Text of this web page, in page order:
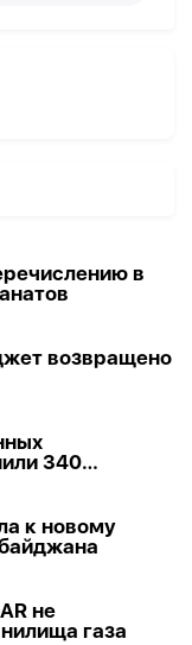
в
возвращено
340
к новому
не
газа